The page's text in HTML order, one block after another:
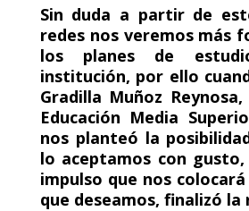
Sin duda a partir de
redes nos veremos más
los planes de
institución, por ello
Gradilla Muñoz
Educación Media
nos planteó la
lo aceptamos con
impulso que nos
que deseamos, finalizó la